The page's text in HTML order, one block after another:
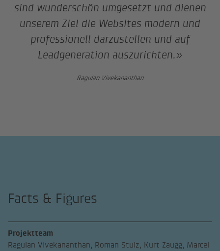
sind wunderschön umgesetzt und dienen
unserem Ziel die Websites modern und
professionell darzustellen und auf
Leadgeneration auszurichten.»
Ragulan Vivekananthan
Facts & Figures
Projektteam
Ragulan Vivekananthan, Roman Stulz, Kurt Zaugg, Marcel